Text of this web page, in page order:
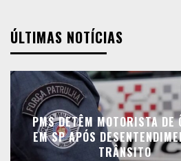
ÚLTIMAS NOTÍCIAS
PMS DETÊM MOTORISTA DE
EM SP APÓS
TRÂNSITO